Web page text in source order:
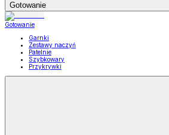
Gotowanie
Gotowanie
Garnki
Zestawy naczyń
Patelnie
Szybkowary
Przykrywki